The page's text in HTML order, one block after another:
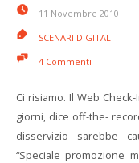
11 Novembre 2010
SCENARI DIGITALI
4 Commenti
Ci risiamo. Il Web
giorni, dice off-the-
disservizio sarebbe
“Speciale promozione